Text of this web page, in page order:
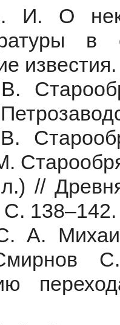
И. О
в
//
138–142.
А.